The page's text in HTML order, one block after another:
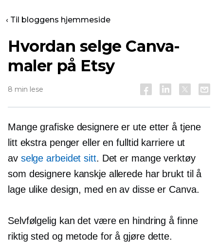
‹ Til bloggens hjemmeside
Hvordan selge Canva-
maler på Etsy
8 min lese
Mange grafiske designere er ute etter å tjene
litt ekstra penger eller enfulltid karriere ut
av selge arbeidet sitt. Det er mange verktøy
som designere kanskje allerede har brukt til å
lage ulike design, med en av disse er Canva.
Selvfølgelig kan det være en hindring å finne
riktig sted og metode for å gjøre dette.